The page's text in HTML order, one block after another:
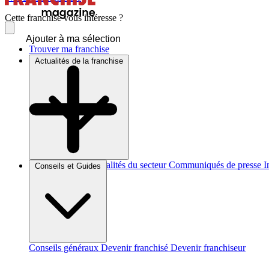
Trouver ma franchise
Actualités de la franchise
Brèves et actus Actualités du secteur Communiqués de presse
Conseils et Guides
Conseils généraux Devenir franchisé Devenir franchiseur
Cette franchise vous intéresse ?
Ajouter à ma sélection